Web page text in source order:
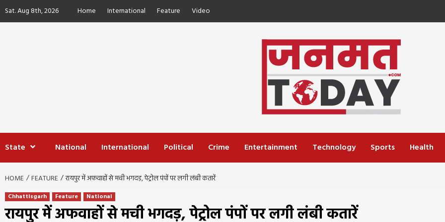
Skip
toSat. Aug 8th, 2026 Home International Feature Video
State National International Political Crime Entertainment Technology Sports Health
HOME FEATURE रायपुर में अफवाहों से मची भगदड़, पेट्रोल पंपों पर लगी लंबी कतारें
Chhattisgarh Feature National
रायपुर में अफवाहों से मची भगदड़, पेट्रोल पंपों पर लगी लंबी कतारें